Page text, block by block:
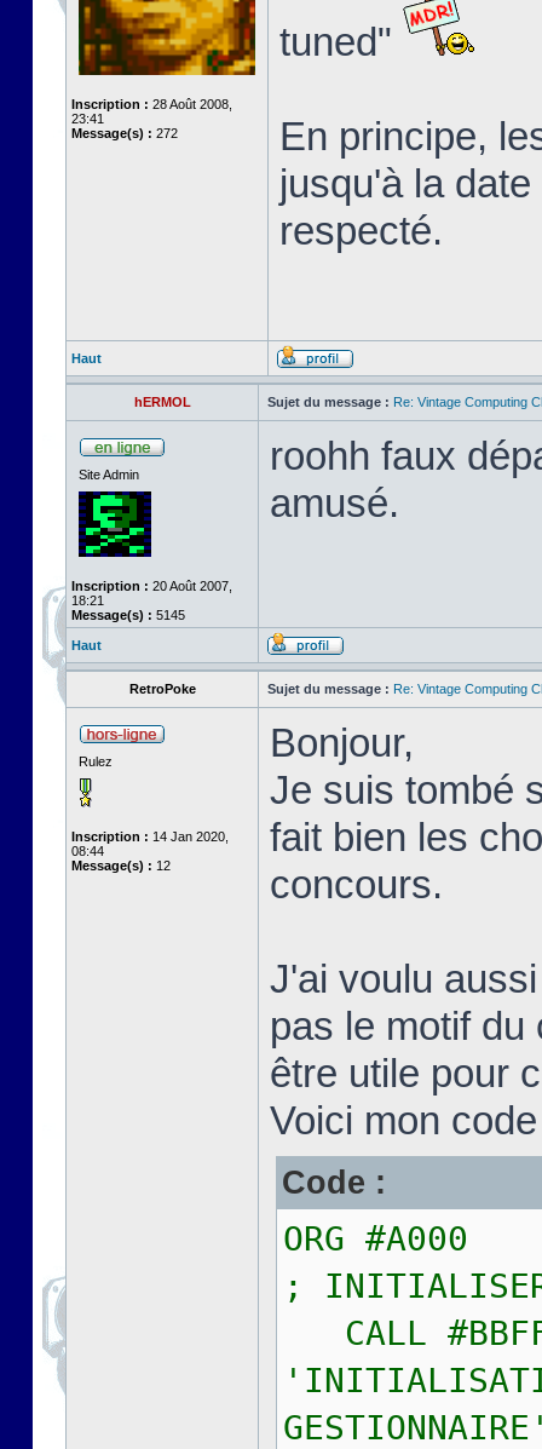
Inscription : 28 Août 2008,
23:41
Message(s) : 272
tuned"
En principe,
jusqu'à la
respecté.
Haut
hERMOL Sujet du message : Re: Vintage Computing
Site Admin
Inscription : 20 Août 2007,
18:21
Message(s) : 5145
roohh faux
amusé.
Haut
RetroPoke Sujet du message : Re: Vintage Computing
Rulez
Inscription : 14 Jan 2020,
08:44
Message(s) : 12
Bonjour,
Je suis tombé
fait bien les
concours.
J'ai voulu
pas le motif
être utile pour
Voici mon
Code :
ORG #A000
; INITIALISER
CALL